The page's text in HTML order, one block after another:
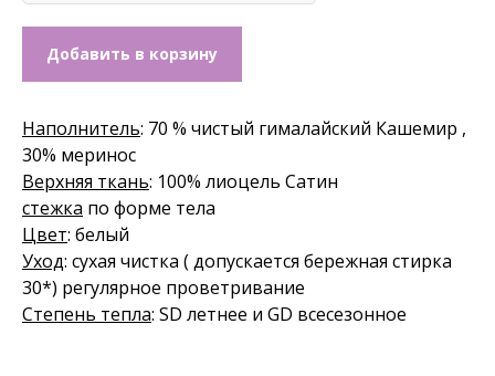
Добавить в корзину
Наполнитель: 70 % чистый гималайский Кашемир ,
30% меринос
Верхняя ткань: 100% лиоцель Сатин
стежка по форме тела
Цвет: белый
Уход: сухая чистка ( допускается бережная стирка
30*) регулярное проветривание
Степень тепла: SD летнее и GD всесезонное